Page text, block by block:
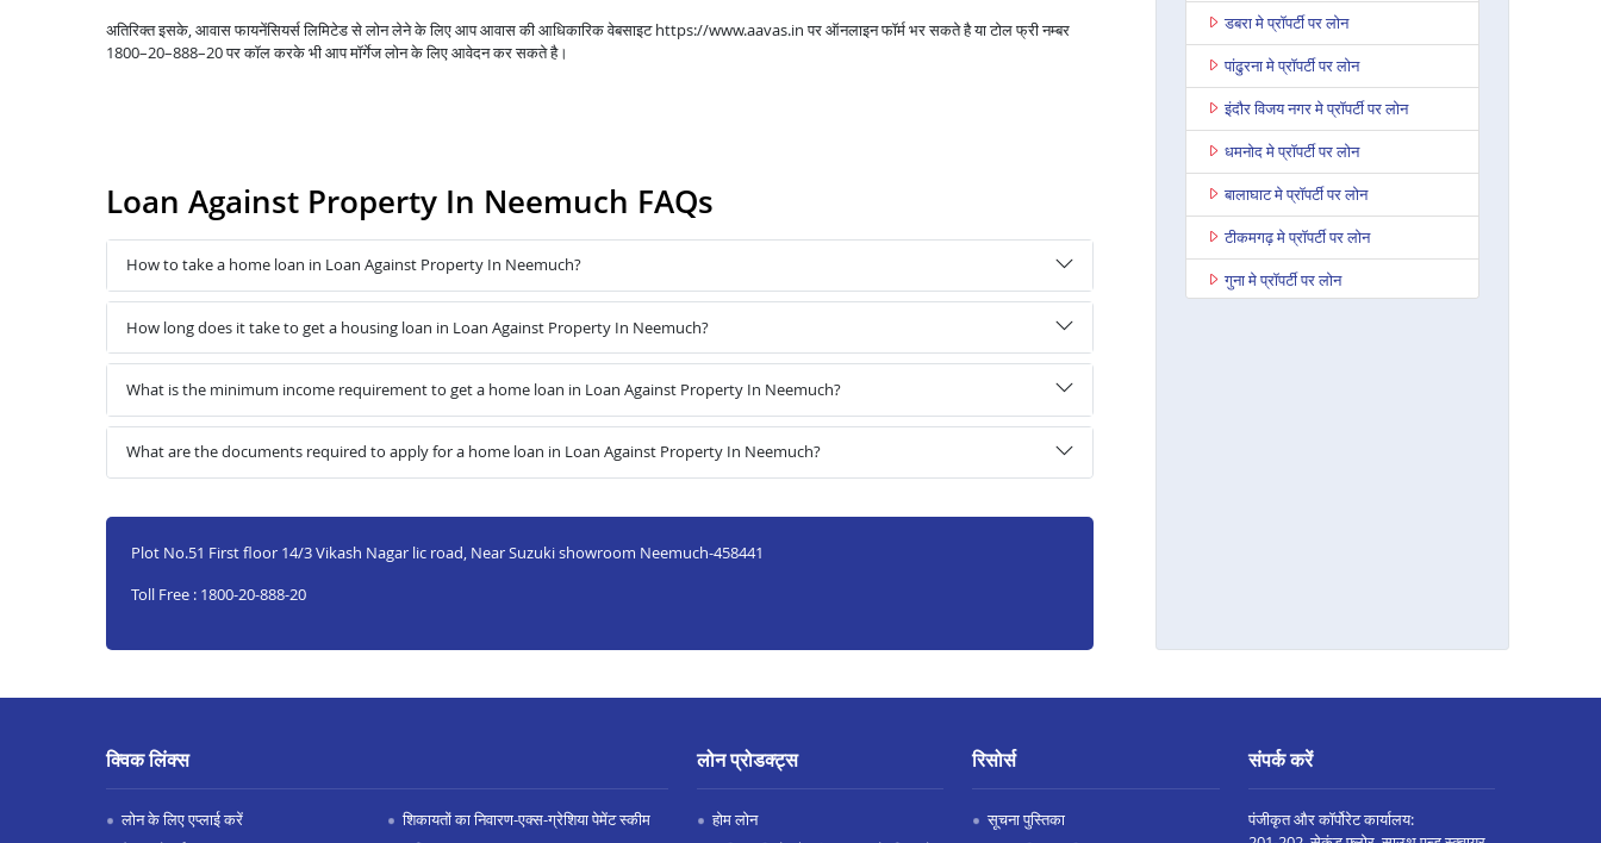
अतिरिक्त इसके, आवास फायनेंसियर्स लिमिटेड से लोन लेने के लिए आप आवास की आधिकारिक वेबसाइट https://www.aavas.in पर ऑनलाइन फॉर्म भर सकते है या टोल फ्री नम्बर
1800–20–888–20 पर कॉल करके भी आप मॉर्गेज लोन के लिए आवेदन कर सकते है।
Loan Against Property In Neemuch FAQs
How to take a home loan in Loan Against Property In Neemuch?
How long does it take to get a housing loan in Loan Against Property In Neemuch?
What is the minimum income requirement to get a home loan in Loan Against Property In Neemuch?
What are the documents required to apply for a home loan in Loan Against Property In Neemuch?
Plot No.51 First floor 14/3 Vikash Nagar lic road, Near Suzuki showroom Neemuch-458441
Toll Free : 1800-20-888-20
डबरा मे प्रॉपर्टी पर लोन
पांढुरना मे प्रॉपर्टी पर लोन
इंदौर विजय नगर मे प्रॉपर्टी पर लोन
धमनोद मे प्रॉपर्टी पर लोन
बालाघाट मे प्रॉपर्टी पर लोन
टीकमगढ़ मे प्रॉपर्टी पर लोन
गुना मे प्रॉपर्टी पर लोन
सतना मे प्रॉपर्टी पर लोन
विदिशा मे प्रॉपर्टी पर लोन
सनावद मे प्रॉपर्टी पर लोन
क्विक लिंक्स
लोन के लिए एप्लाई करें
शिकायतों का निवारण-एक्स-ग्रेशिया पेमेंट स्कीम
लोन प्रोडक्ट्स
होम लोन
रिसोर्स
सूचना पुस्तिका
संपर्क करें
पंजीकृत और कॉर्पोरेट कार्यालय: